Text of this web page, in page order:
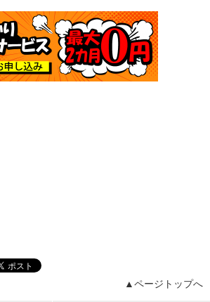
▲ページトップへ